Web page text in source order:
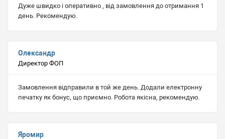
Дуже швидко і оперативно , від замовлення до отримання 1
день. Рекомендую.
Олександр
Директор ФОП
Замовлення відправили в той же день. Додали електронну
печатку як бонус, що приємно. Робота якісна, рекомендую.
Яромир